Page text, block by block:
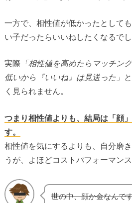
一方で、相性値が低かったとして
い子だったらいいねしたくなるでし
実際 「相性値を高めたらマッチン
低いから『いいね』は見送った」
く見られません。
つまり相性値よりも、結局は「顔
す。
相性値を気にするよりも、自分磨
うが、よほどコストパフォーマンス
世の中、顔か金なんで